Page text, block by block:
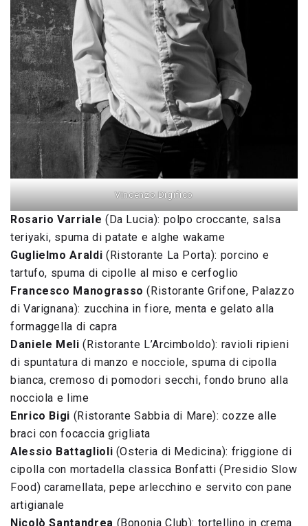
Vincenzo Digifico
Rosario Varriale (Da Lucia): polpo croccante, salsa
teriyaki, spuma di patate e alghe wakame
Guglielmo Araldi (Ristorante La Porta): porcino e
tartufo, spuma di cipolle al miso e cerfoglio
Francesco Manograsso (Ristorante Grifone, Palazzo
di Varignana): zucchina in fiore, menta e gelato alla
formaggella di capra
Daniele Meli(Ristorante L’Arcimboldo): ravioli ripieni
di spuntatura di manzo e nocciole, spuma di cipolla
bianca, cremoso di pomodori secchi, fondo bruno alla
nocciola e lime
Enrico Bigi (Ristorante Sabbia di Mare): cozze alle
braci con focaccia grigliata
Alessio Battaglioli (Osteria di Medicina): friggione di
cipolla con mortadella classica Bonfatti (Presidio Slow
Food) caramellata, pepe arlecchino e servito con pane
artigianale
Nicolò Santandrea (Bononia Club): tortellino in crema